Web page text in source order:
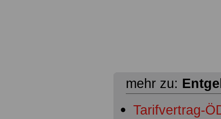
mehr zu:
Tarifvertrag-